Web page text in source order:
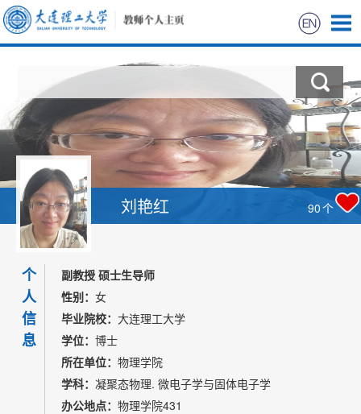
科学研究
教学研究
获奖信息
招生信息
学生信息
我的相册
教师博客
刘艳红 90个
个
人
信
息
副教授 硕士生导师
性别： 女
毕业院校： 大连理工大学
学位： 博士
所在单位： 物理学院
学科： 凝聚态物理. 微电子学与固体电子学
办公地点： 物理学院431